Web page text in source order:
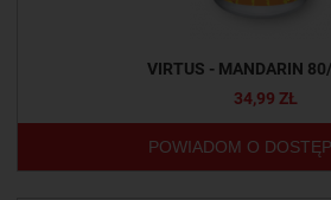
VIRTUS - MANDARIN
34,99 ZŁ
POWIADOM O